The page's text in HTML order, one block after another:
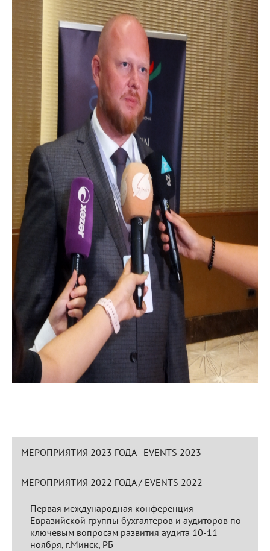
МЕРОПРИЯТИЯ 2023 ГОДА - EVENTS 2023
МЕРОПРИЯТИЯ 2022 ГОДА / EVENTS 2022
Первая международная конференция
Евразийской группы бухгалтеров и аудиторов по
ключевым вопросам развития аудита 10-11
ноября, г.Минск, РБ